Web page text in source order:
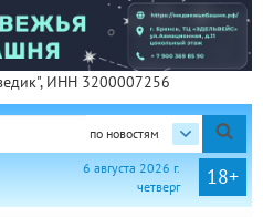
ИНН 3200007256
по новостям
18+
6 августа 2026 г.
четверг